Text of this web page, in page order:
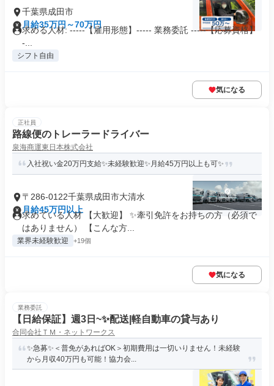
千葉県成田市
月給35万円～70万円
求める人材: -----【雇用形態】----- 業務委託 -----【応募資格】
-...
シフト自由
気になる
正社員
路線便のトレーラードライバー
泉海商運東日本株式会社
入社祝い金20万円支給✨未経験歓迎✨月給45万円以上も可✨
〒286-0122千葉県成田市大清水
月給45万円以上
求めている人材 【大歓迎】 ✨牽引免許をお持ちの方（必須で
はありません） 【こんな方...
業界未経験歓迎 +19個
気になる
業務委託
【日給保証】週3日~✨配送|軽自動車の貸与あり
合同会社ＴＭ・ネットワークス
✨急募✨＜普免があればOK＞初期費用は一切いりません！未経験
から月収40万円も可能！協力会...